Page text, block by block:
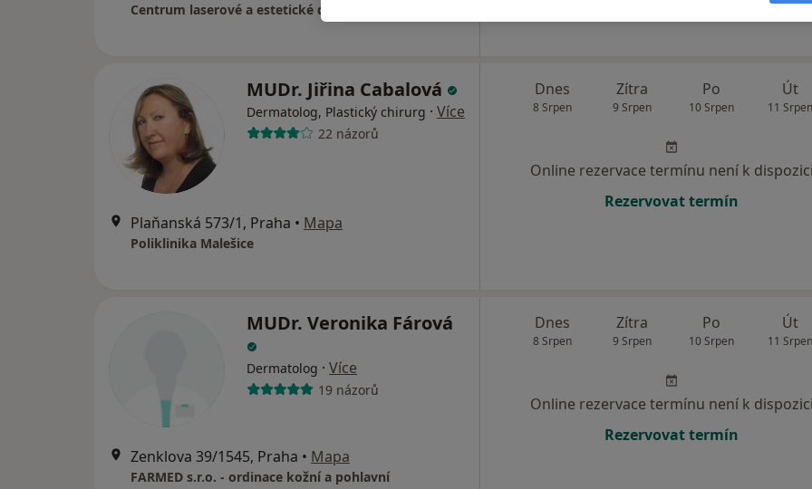
Centrum laserové a estetické dermatologie
MUDr. Jiřina Cabalová
Dermatolog, Plastický chirurg · Více
22 názorů
Plaňanská 573/1, Praha • Mapa
Poliklinika Malešice
Dnes
8 Srpen
Zítra
9 Srpen
Po
10 Srpen
Út
11 Srpen
Online rezervace termínu není k dispozici
Rezervovat termín
MUDr. Veronika Fárová
Dermatolog · Více
19 názorů
Zenklova 39/1545, Praha • Mapa
FARMED s.r.o. - ordinace kožní a pohlavní
Dnes
8 Srpen
Zítra
9 Srpen
Po
10 Srpen
Út
11 Srpen
Online rezervace termínu není k dispozici
Rezervovat termín